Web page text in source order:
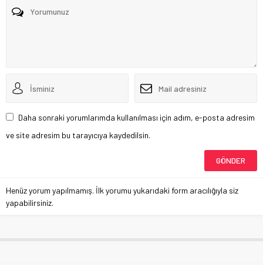
Daha sonraki yorumlarımda kullanılması için adım, e-posta adresim
ve site adresim bu tarayıcıya kaydedilsin.
Henüz yorum yapılmamış. İlk yorumu yukarıdaki form aracılığıyla siz
yapabilirsiniz.